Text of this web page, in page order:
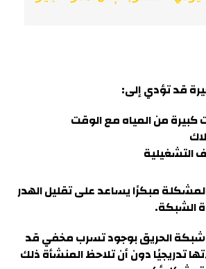
قد تؤدي إلى:
من المياه مع الوقت
التشغيلية
مبكرًا يساعد على تقليل الهدر
الشبكة.
الحريق بوجود تسرب مخفي قد
تدريجيًا دون أن تلاحظ المنشأة ذلك